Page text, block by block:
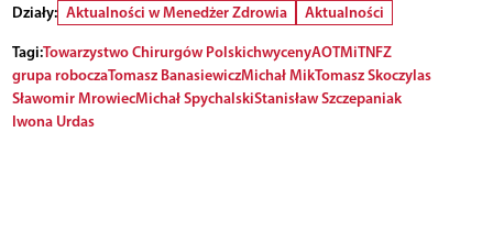
Działy: Aktualności w Menedżer Zdrowia
Aktualności
Tagi:Towarzystwo Chirurgów PolskichwycenyAOTMiTNFZ
grupa roboczaTomasz BanasiewiczMichał MikTomasz Skoczylas
Sławomir MrowiecMichał SpychalskiStanisław Szczepaniak
Iwona Urdas